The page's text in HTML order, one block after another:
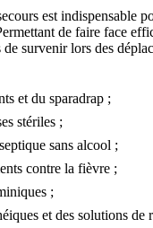
est indispensable
de faire face
survenir lors des
et du sparadrap ;
stériles ;
sans alcool ;
contre la fièvre ;
;
et des solutions de